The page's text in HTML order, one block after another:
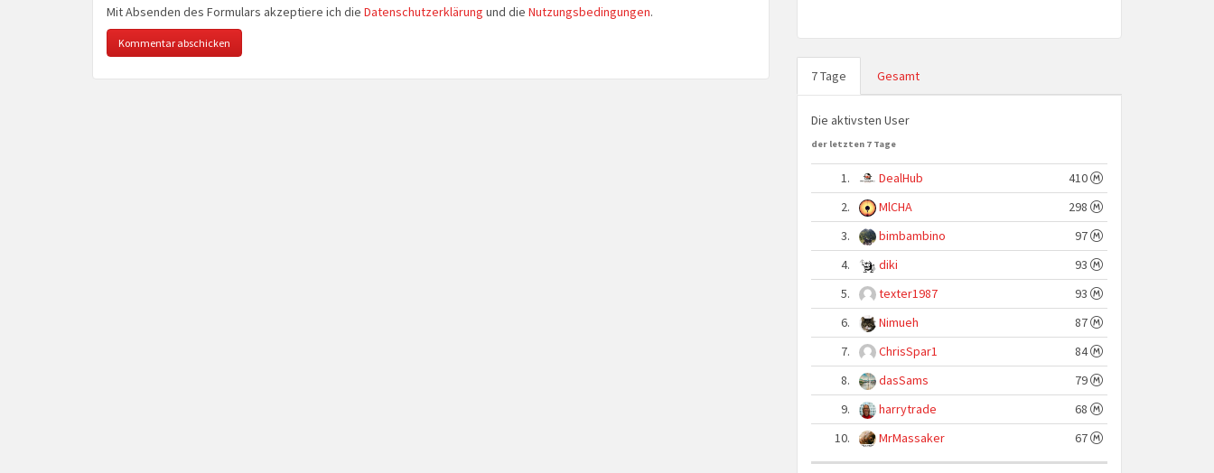
Mit Absenden des Formulars akzeptiere ich die Datenschutzerklärung und die Nutzungsbedingungen.
7 Tage Gesamt
Die aktivsten User
der letzten 7 Tage
1. DealHub
410
2.
MlCHA
298
3.
bimbambino
97
4.
diki
93
5.
texter1987
93
6.
Nimueh
87
7.
ChrisSpar1
84
8.
dasSams
79
9.
harrytrade
68
10.
MrMassaker 67